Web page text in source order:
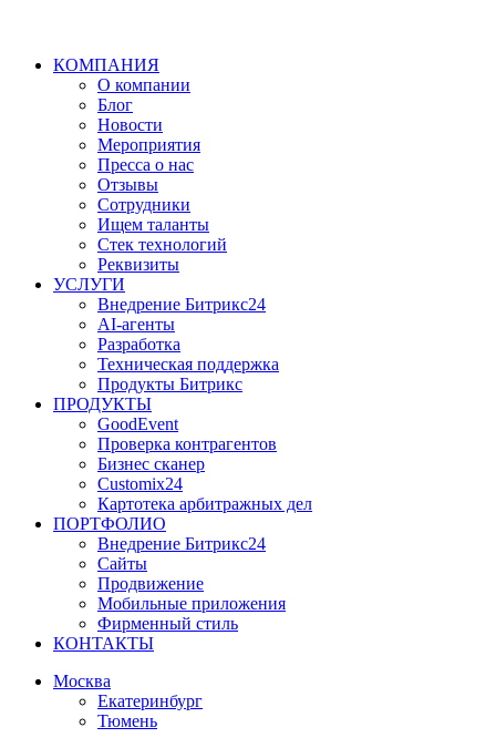
КОМПАНИЯ
О компании
Блог
Новости
Мероприятия
Пресса о нас
Отзывы
Сотрудники
Ищем таланты
Стек технологий
Реквизиты
УСЛУГИ
Внедрение Битрикс24
AI-агенты
Разработка
Техническая поддержка
Продукты Битрикс
ПРОДУКТЫ
GoodEvent
Проверка контрагентов
Бизнес сканер
Customix24
Картотека арбитражных дел
ПОРТФОЛИО
Внедрение Битрикс24
Сайты
Продвижение
Мобильные приложения
Фирменный стиль
КОНТАКТЫ
Москва
Екатеринбург
Тюмень